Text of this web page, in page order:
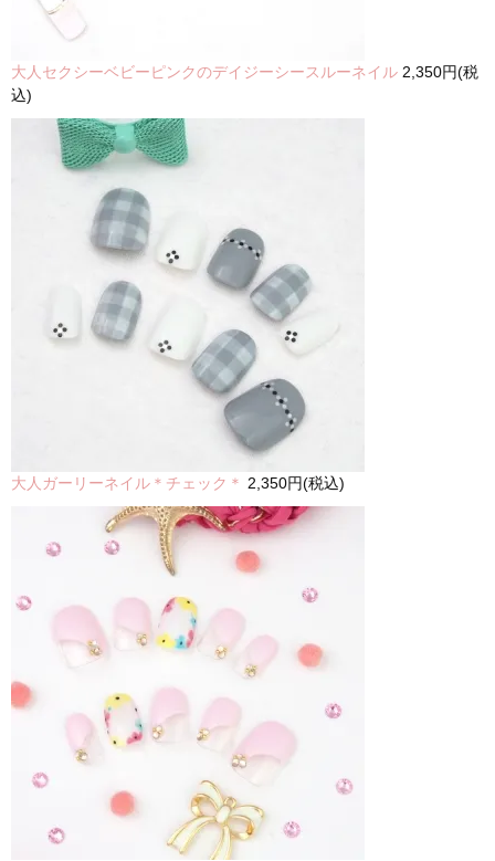
大人セクシーベビーピンクのデイジーシースルーネイル 2,350円(税
込)
大人ガーリーネイル＊チェック＊ 2,350円(税込)